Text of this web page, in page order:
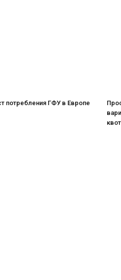
потребления ГФУ в Европе